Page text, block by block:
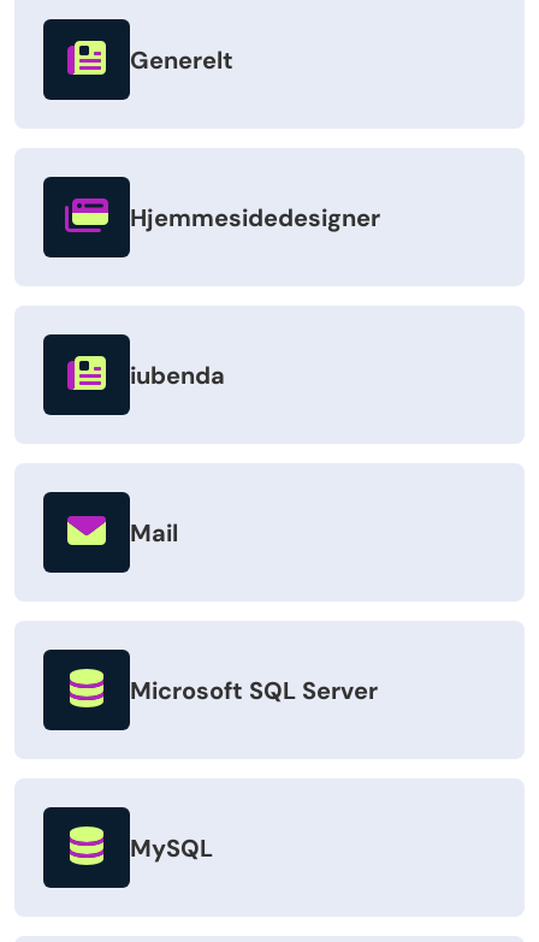
Generelt
Hjemmesidedesigner
iubenda
Mail
Microsoft SQL Server
MySQL